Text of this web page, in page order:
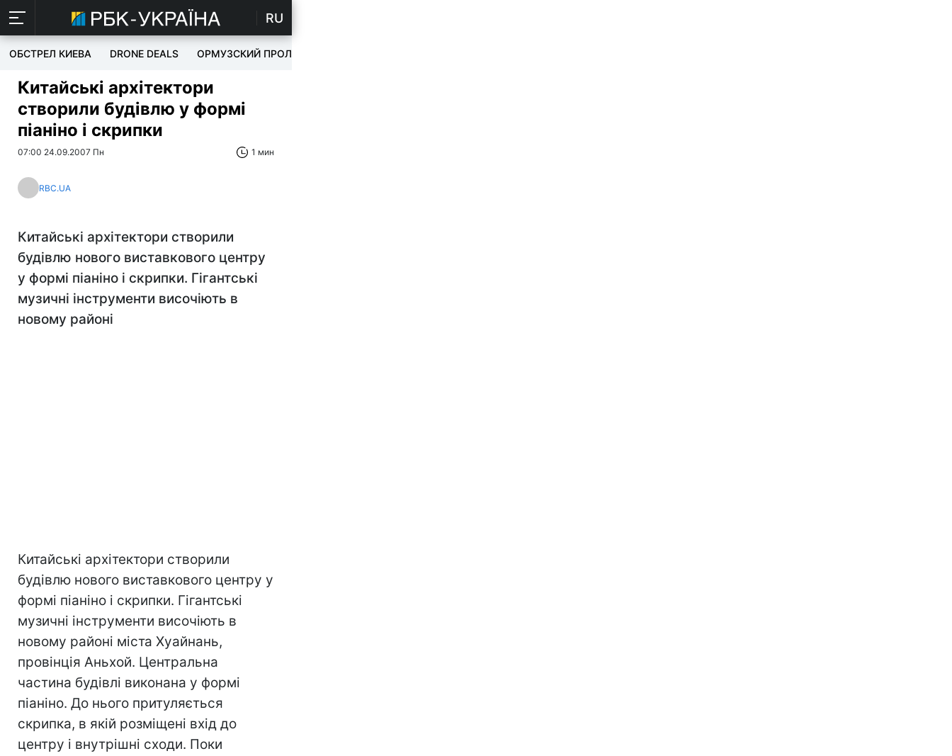
RU
ОБСТРЕЛ КИЕВА DRONE DEALS ОРМУЗСКИЙ ПРОЛИВ
Китайські архітектори
створили будівлю у формі
піаніно і скрипки
07:00 24.09.2007 Пн 1 мин
RBC.UA
Китайські архітектори створили
будівлю нового виставкового центру
у формі піаніно і скрипки. Гігантські
музичні інструменти височіють в
новому районі
Китайські архітектори створили
будівлю нового виставкового центру у
формі піаніно і скрипки. Гігантські
музичні інструменти височіють в
новому районі міста Хуайнань,
провінція Аньхой. Центральна
частина будівлі виконана у формі
піаніно. До нього притуляється
скрипка, в якій розміщені вхід до
центру і внутрішні сходи. Поки